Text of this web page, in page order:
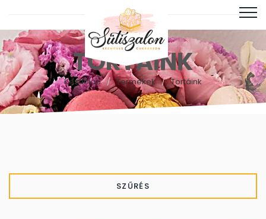
TORTÁINK
Kezdőlap Termékek Tortáink
SZŰRÉS